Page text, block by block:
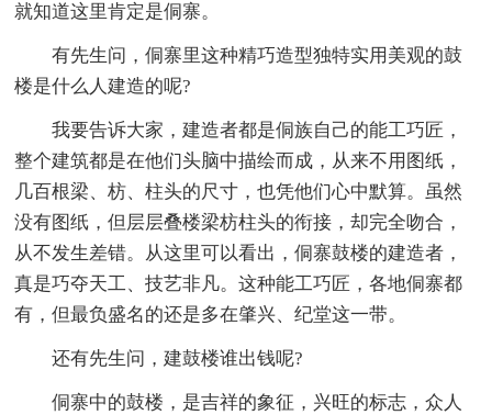
就知道这里肯定是侗寨。
有先生问，侗寨里这种精巧造型独特实用美观的鼓
楼是什么人建造的呢?
我要告诉大家，建造者都是侗族自己的能工巧匠，
整个建筑都是在他们头脑中描绘而成，从来不用图纸，
几百根梁、枋、柱头的尺寸，也凭他们心中默算。虽然
没有图纸，但层层叠楼梁枋柱头的衔接，却完全吻合，
从不发生差错。从这里可以看出，侗寨鼓楼的建造者，
真是巧夺天工、技艺非凡。这种能工巧匠，各地侗寨都
有，但最负盛名的还是多在肇兴、纪堂这一带。
还有先生问，建鼓楼谁出钱呢?
侗寨中的鼓楼，是吉祥的象征，兴旺的标志，众人